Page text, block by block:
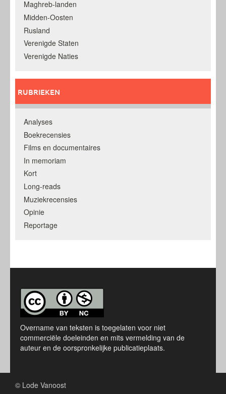
Maghreb-landen
Midden-Oosten
Rusland
Verenigde Staten
Verenigde Naties
RUBRIEKEN
Analyses
Boekrecensies
Films en documentaires
In memoriam
Kort
Long-reads
Muziekrecensies
Opinie
Reportage
Overname van teksten is toegelaten voor niet
commerciële doeleinden en mits vermelding van de
auteur en de oorspronkelijke publicatieplaats.
© Lode Vanoost